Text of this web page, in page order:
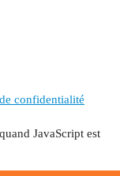
confidentialité
JavaScript est